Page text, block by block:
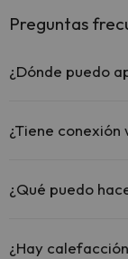
Preguntas
¿Dónde puedo
aparcamiento (bajo
¿Tiene
¿Qué puedo
pueden ser de pago).
¿Hay